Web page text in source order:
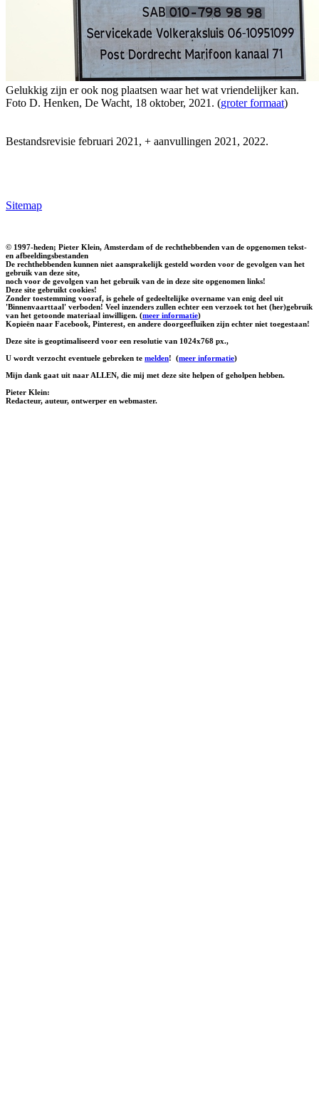
Gelukkig zijn er ook nog plaatsen waar het wat vriendelijker kan.
Foto D. Henken, De Wacht, 18 oktober, 2021. (groter formaat)
Bestandsrevisie februari 2021, + aanvullingen 2021, 2022.
Sitemap
© 1997-heden; Pieter Klein, Amsterdam of de rechthebbenden van de opgenomen tekst-
en afbeeldingsbestanden
De rechthebbenden kunnen niet aansprakelijk gesteld worden voor de gevolgen van het
gebruik van deze site,
noch voor de gevolgen van het gebruik van de in deze site opgenomen links!
Deze site gebruikt cookies!
Zonder toestemming vooraf, is gehele of gedeeltelijke overname van enig deel uit
'Binnenvaarttaal' verboden! Veel inzenders zullen echter een verzoek tot het (her)gebruik
van het getoonde materiaal inwilligen. (meer informatie)
Kopieën naar Facebook, Pinterest, en andere doorgeefluiken zijn echter niet toegestaan!
Deze site is geoptimaliseerd voor een resolutie van 1024x768 px.,
U wordt verzocht eventuele gebreken te melden! (meer informatie)
Mijn dank gaat uit naar ALLEN, die mij met deze site helpen of geholpen hebben.
Pieter Klein:
Redacteur, auteur, ontwerper en webmaster.